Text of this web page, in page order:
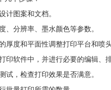
计图案和文档。
、分辨率、墨水颜色等参数。
厚度和平面性调整打印平台和喷
印软件中，并进行必要的编辑、
试，检查打印效果是否满意。